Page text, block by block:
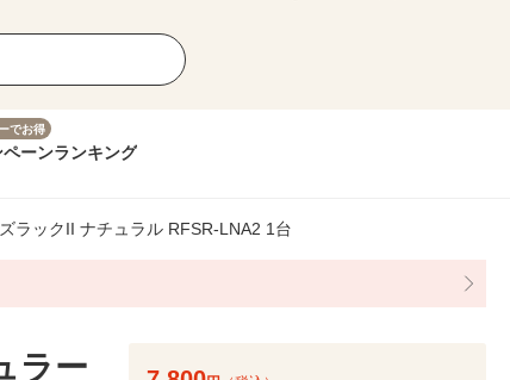
でお得
ペーンランキング
ラックII ナチュラル RFSR-LNA2 1台
ラー